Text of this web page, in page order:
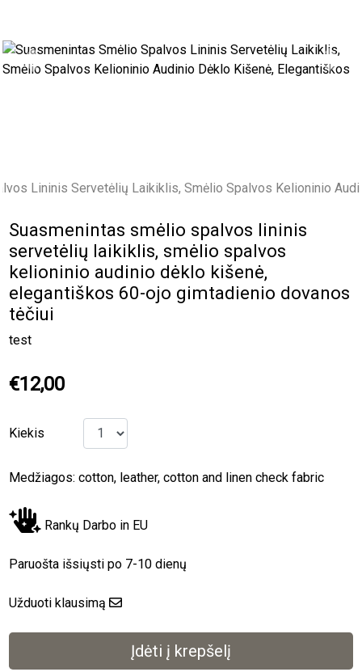
Previous Next
Suasmenintas smėlio spalvos lininis
servetėlių laikiklis, smėlio spalvos
kelioninio audinio dėklo kišenė,
elegantiškos 60-ojo gimtadienio dovanos
tėčiui
test
€12,00
Kiekis
Medžiagos: cotton, leather, cotton and linen check fabric
Rankų Darbo in EU
Paruošta išsiųsti po 7-10 dienų
Užduoti klausimą